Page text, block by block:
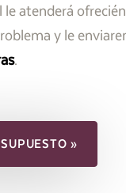
atenderá
y le
.
»